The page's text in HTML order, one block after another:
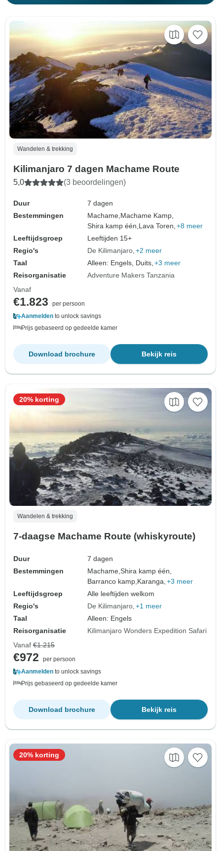
Wandelen & trekking
Kilimanjaro 7 dagen Machame Route
5,0 (3 beoordelingen)
Duur
7 dagen
Bestemmingen
Machame,Machame Kamp,
Shira kamp één,Lava Toren, +8 meer
Leeftijdsgroep
Leeftijden 15+
Regio's
De Kilimanjaro +2 meer
Taal
Alleen: Engels, Duits, +3 meer
Reisorganisatie
Adventure Makers Tanzania
Vanaf
€1.823
per persoon
Aanmelden to unlock savings
Prijs gebaseerd op gedeelde kamer
Bekijk reis
Download brochure
Wandelen & trekking
7-daagse Machame Route (whiskyroute)
Duur
7 dagen
Bestemmingen
Machame,Shira kamp één,
Barranco kamp,Karanga, +3 meer
Leeftijdsgroep
Alle leeftijden welkom
Regio's
De Kilimanjaro +1 meer
Taal
Alleen: Engels
Reisorganisatie
Kilimanjaro Wonders Expedition Safari
20% korting
Vanaf €1.215
€972
per persoon
Aanmelden to unlock savings
Prijs gebaseerd op gedeelde kamer
Bekijk reis
Download brochure
20% korting